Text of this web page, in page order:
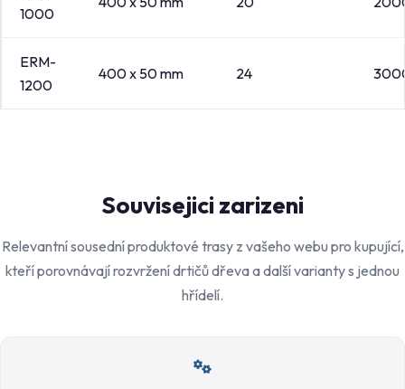
1000
ERM-
1200
400 x 50 mm 24
Souvisejici zarizeni
Relevantní sousední produktové trasy z vašeho webu pro kupující,
kteří porovnávají rozvržení drtičů dřeva a další varianty s jednou
hřídelí.